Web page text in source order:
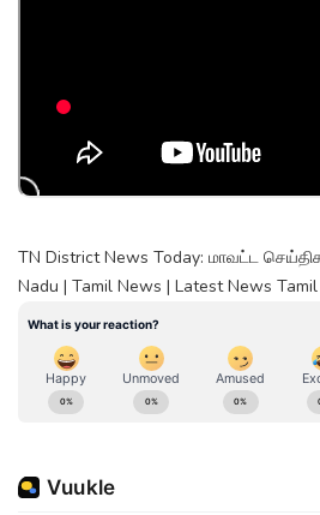
TN District News Today: மாவட்ட
Nadu | Tamil News | Latest News Tamil